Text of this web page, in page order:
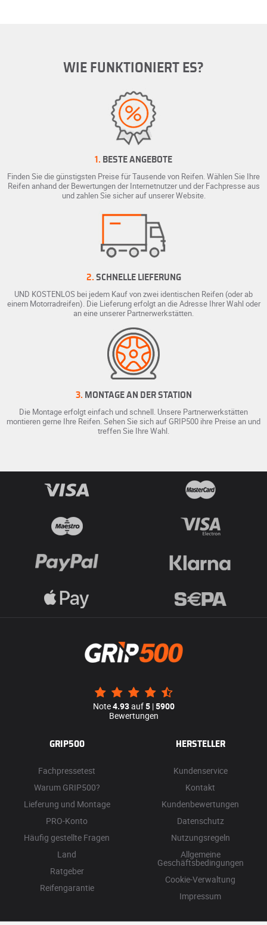
WIE FUNKTIONIERT ES?
1. BESTE ANGEBOTE
Finden Sie die günstigsten Preise für Tausende von Reifen. Wählen Sie Ihre
Reifen anhand der Bewertungen der Internetnutzer und der Fachpresse aus
und zahlen Sie sicher auf unserer Website.
2. SCHNELLE LIEFERUNG
UND KOSTENLOS bei jedem Kauf von zwei identischen Reifen (oder ab
einem Motorradreifen). Die Lieferung erfolgt an die Adresse Ihrer Wahl oder
an eine unserer Partnerwerkstätten.
3. MONTAGE AN DER STATION
Die Montage erfolgt einfach und schnell. Unsere Partnerwerkstätten
montieren gerne Ihre Reifen. Sehen Sie sich auf GRIP500 ihre Preise an und
treffen Sie Ihre Wahl.
Note4.93auf5|5900
Bewertungen
GRIP500
Fachpressetest
Warum GRIP500?
Lieferung und Montage
PRO-Konto
Häufig gestellte Fragen
Land
Ratgeber
Reifengarantie
HERSTELLER
Kundenservice
Kontakt
Kundenbewertungen
Datenschutz
Nutzungsregeln
Allgemeine
Geschäftsbedingungen
Cookie-Verwaltung
Impressum